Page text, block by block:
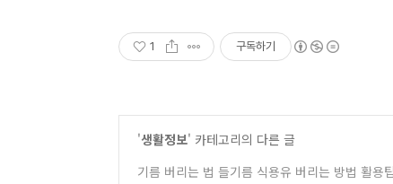
1 구독하기
'생활정보' 카테고리의 다른 글
기름 버리는 법 들기름 식용유 버리는 방법 활용팁